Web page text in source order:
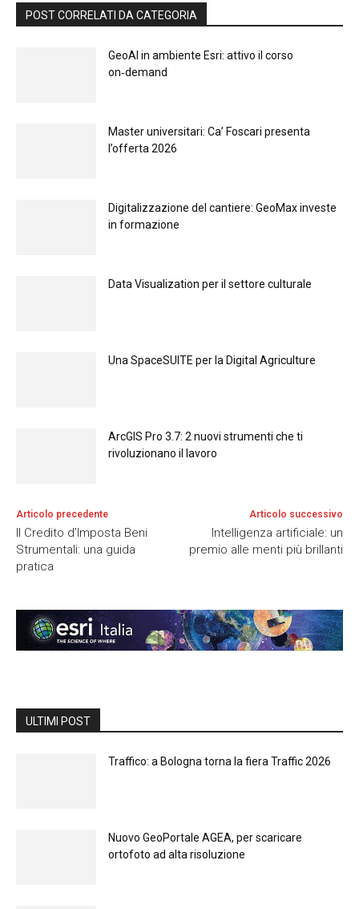
POST CORRELATI DA CATEGORIA
GeoAI in ambiente Esri: attivo il corso
on‑demand
Master universitari: Ca’ Foscari presenta
l’offerta 2026
Digitalizzazione del cantiere: GeoMax investe
in formazione
Data Visualization per il settore culturale
Una SpaceSUITE per la Digital Agriculture
ArcGIS Pro 3.7: 2 nuovi strumenti che ti
rivoluzionano il lavoro
Articolo precedente
Il Credito d’Imposta Beni
Strumentali: una guida
pratica
Articolo successivo
Intelligenza artificiale: un
premio alle menti più brillanti
ULTIMI POST
Traffico: a Bologna torna la fiera Traffic 2026
Nuovo GeoPortale AGEA, per scaricare
ortofoto ad alta risoluzione